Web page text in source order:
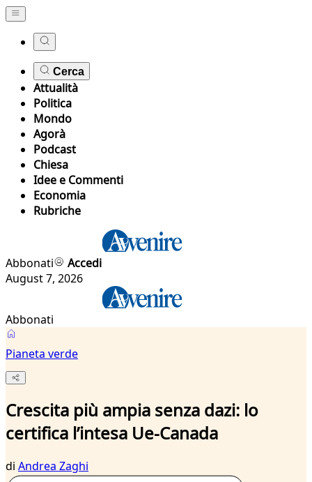
Cerca
Attualità
Politica
Mondo
Agorà
Podcast
Chiesa
Idee e Commenti
Economia
Rubriche
Abbonati
Accedi
August 7, 2026
Abbonati
Pianeta verde
Crescita più ampia senza dazi: lo
certifica l’intesa Ue-Canada
di Andrea Zaghi